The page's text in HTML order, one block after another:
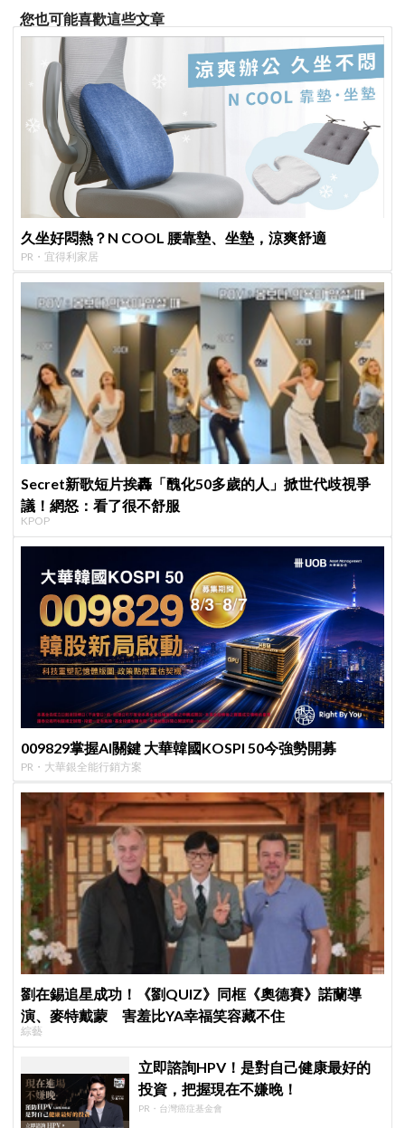
您也可能喜歡這些文章
久坐好悶熱？N COOL 腰靠墊、坐墊，涼爽舒適
PR・宜得利家居
Secret新歌短片挨轟「醜化50多歲的人」掀世代歧視爭
議！網怒：看了很不舒服
KPOP
009829掌握AI關鍵 大華韓國KOSPI 50今強勢開募
PR・大華銀全能行銷方案
劉在錫追星成功！《劉QUIZ》同框《奧德賽》諾蘭導
演、麥特戴蒙 害羞比YA幸福笑容藏不住
綜藝
立即諮詢HPV！是對自己健康最好的
投資，把握現在不嫌晚！
PR・台灣癌症基金會